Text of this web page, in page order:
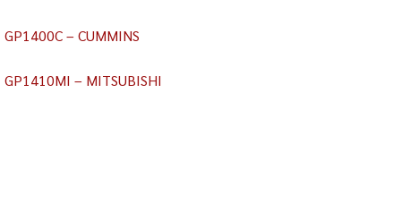
GP1400C – CUMMINS
GP1410MI – MITSUBISHI